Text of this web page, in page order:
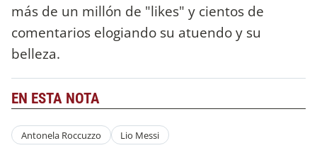
más de un millón de "likes" y cientos de
comentarios elogiando su atuendo y su
belleza.
EN ESTA NOTA
Antonela Roccuzzo Lio Messi